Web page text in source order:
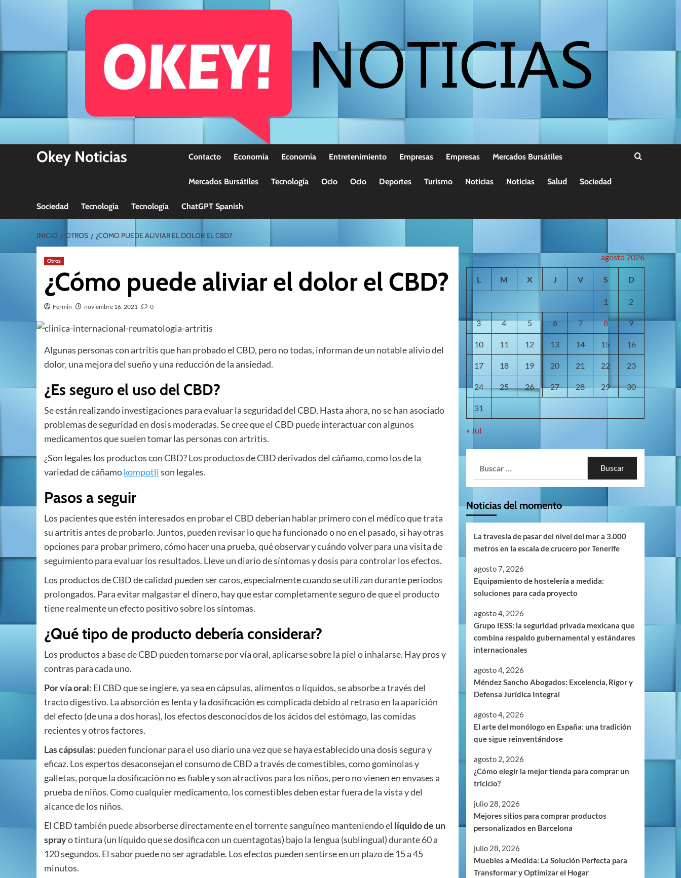
Okey Noticias Contacto Economía Economía Entretenimiento Empresas Empresas Mercados Bursátiles
Mercados Bursátiles Tecnología Ocio Ocio Deportes Turismo Noticias Noticias Salud Sociedad
Sociedad Tecnología Tecnología ChatGPT Spanish
INICIO OTROS ¿CÓMO PUEDE ALIVIAR EL DOLOR EL CBD?
Otros
¿Cómo puede aliviar el dolor el CBD?
Fermin noviembre 16, 2021 0
Algunas personas con artritis que han probado el CBD, pero no todas, informan de un notable alivio del
dolor, una mejora del sueño y una reducción de la ansiedad.
¿Es seguro el uso del CBD?
Se están realizando investigaciones para evaluar la seguridad del CBD. Hasta ahora, no se han asociado
problemas de seguridad en dosis moderadas. Se cree que el CBD puede interactuar con algunos
medicamentos que suelen tomar las personas con artritis.
¿Son legales los productos con CBD? Los productos de CBD derivados del cáñamo, como los de la
variedad de cáñamokompotlison legales.
Pasos a seguir
Los pacientes que estén interesados en probar el CBD deberían hablar primero con el médico que trata
su artritis antes de probarlo. Juntos, pueden revisar lo que ha funcionado o no en el pasado, si hay otras
opciones para probar primero, cómo hacer una prueba, qué observar y cuándo volver para una visita de
seguimiento para evaluar los resultados. Lleve un diario de síntomas y dosis para controlar los efectos.
Los productos de CBD de calidad pueden ser caros, especialmente cuando se utilizan durante periodos
prolongados. Para evitar malgastar el dinero, hay que estar completamente seguro de que el producto
tiene realmente un efecto positivo sobre los síntomas.
¿Qué tipo de producto debería considerar?
Los productos a base de CBD pueden tomarse por vía oral, aplicarse sobre la piel o inhalarse. Hay pros y
contras para cada uno.
Por vía oral: El CBD que se ingiere, ya sea en cápsulas, alimentos o líquidos, se absorbe a través del
tracto digestivo. La absorción es lenta y la dosificación es complicada debido al retraso en la aparición
del efecto (de una a dos horas), los efectos desconocidos de los ácidos del estómago, las comidas
recientes y otros factores.
Las cápsulas: pueden funcionar para el uso diario una vez que se haya establecido una dosis segura y
eficaz. Los expertos desaconsejan el consumo de CBD a través de comestibles, como gominolas y
galletas, porque la dosificación no es fiable y son atractivos para los niños, pero no vienen en envases a
prueba de niños. Como cualquier medicamento, los comestibles deben estar fuera de la vista y del
alcance de los niños.
El CBD también puede absorberse directamente en el torrente sanguíneo manteniendo el líquido de un
sprayo tintura (un líquido que se dosifica con un cuentagotas) bajo la lengua (sublingual) durante 60 a
120 segundos. El sabor puede no ser agradable. Los efectos pueden sentirse en un plazo de 15 a 45
minutos.
agosto 2026
L M X J V S D
1 2
3 4 5 6 7 8 9
10 11 12 13 14 15 16
17 18 19 20 21 22 23
24 25 26 27 28 29 30
31
« Jul
Noticias del momento
La travesía de pasar del nivel del mar a 3.000
metros en la escala de crucero por Tenerife
agosto 7, 2026
Equipamiento de hostelería a medida:
soluciones para cada proyecto
agosto 4, 2026
Grupo IESS: la seguridad privada mexicana que
combina respaldo gubernamental y estándares
internacionales
agosto 4, 2026
Méndez Sancho Abogados: Excelencia, Rigor y
Defensa Jurídica Integral
agosto 4, 2026
El arte del monólogo en España: una tradición
que sigue reinventándose
agosto 2, 2026
¿Cómo elegir la mejor tienda para comprar un
triciclo?
julio 28, 2026
Mejores sitios para comprar productos
personalizados en Barcelona
julio 28, 2026
Muebles a Medida: La Solución Perfecta para
Transformar y Optimizar el Hogar